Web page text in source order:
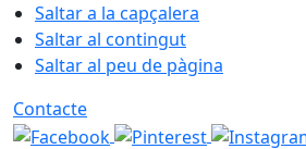
Saltar a la capçalera
Saltar al contingut
Saltar al peu de pàgina
Contacte